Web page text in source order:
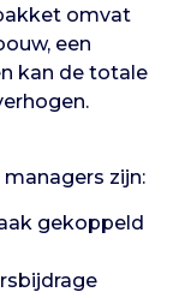
omvat
een
kan de totale
zijn:
gekoppeld